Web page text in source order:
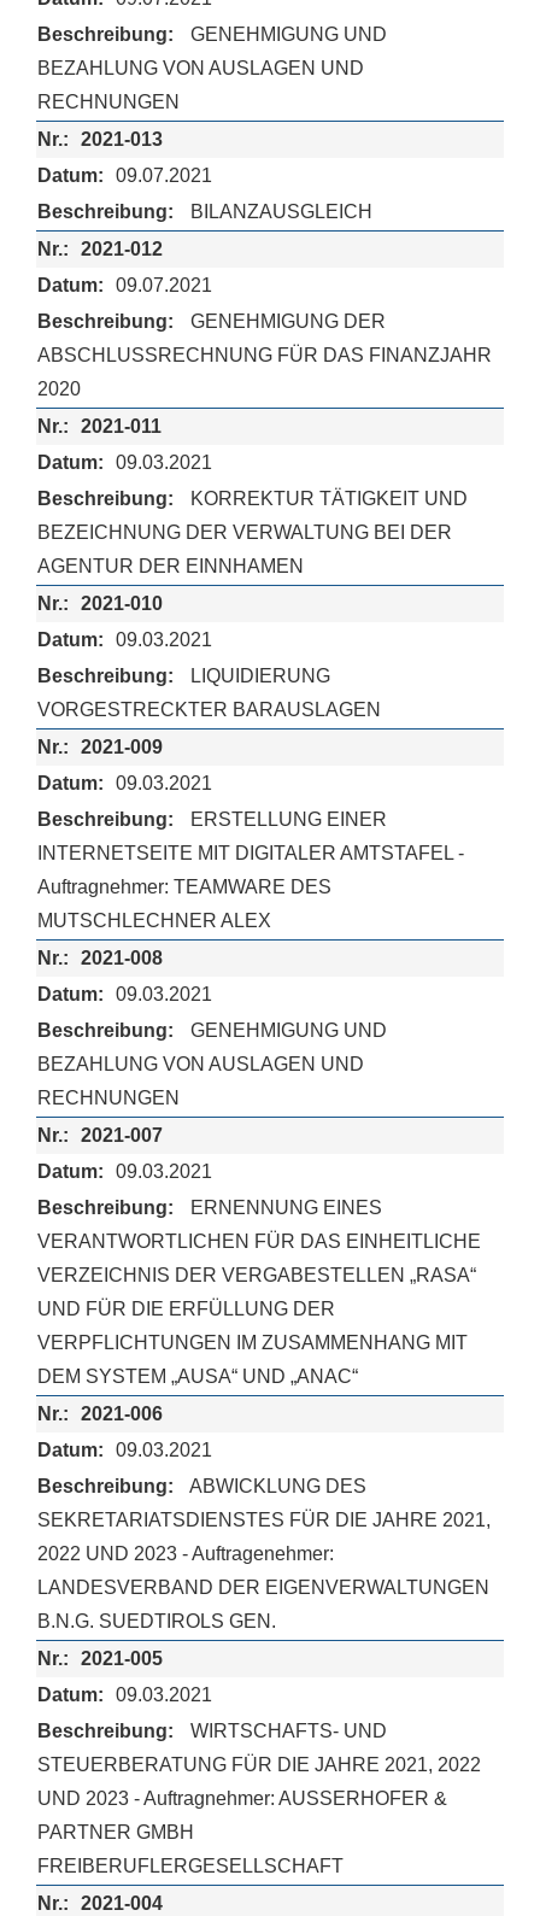
GENEHMIGUNG UND
BEZAHLUNG VON AUSLAGEN UND
RECHNUNGEN
2021-013
09.07.2021
BILANZAUSGLEICH
2021-012
09.07.2021
GENEHMIGUNG DER
ABSCHLUSSRECHNUNG FÜR DAS FINANZJAHR
2020
2021-011
09.03.2021
KORREKTUR TÄTIGKEIT UND
BEZEICHNUNG DER VERWALTUNG BEI DER
AGENTUR DER EINNHAMEN
2021-010
09.03.2021
LIQUIDIERUNG
VORGESTRECKTER BARAUSLAGEN
2021-009
09.03.2021
ERSTELLUNG EINER
INTERNETSEITE MIT DIGITALER AMTSTAFEL -
Auftragnehmer: TEAMWARE DES
MUTSCHLECHNER ALEX
2021-008
09.03.2021
GENEHMIGUNG UND
BEZAHLUNG VON AUSLAGEN UND
RECHNUNGEN
2021-007
09.03.2021
ERNENNUNG EINES
VERANTWORTLICHEN FÜR DAS EINHEITLICHE
VERZEICHNIS DER VERGABESTELLEN „RASA“
UND FÜR DIE ERFÜLLUNG DER
VERPFLICHTUNGEN IM ZUSAMMENHANG MIT
DEM SYSTEM „AUSA“ UND „ANAC“
2021-006
09.03.2021
ABWICKLUNG DES
SEKRETARIATSDIENSTES FÜR DIE JAHRE 2021,
2022 UND 2023 - Auftragenehmer:
LANDESVERBAND DER EIGENVERWALTUNGEN
B.N.G. SUEDTIROLS GEN.
2021-005
09.03.2021
WIRTSCHAFTS- UND
STEUERBERATUNG FÜR DIE JAHRE 2021, 2022
UND 2023 - Auftragnehmer: AUSSERHOFER &
PARTNER GMBH
FREIBERUFLERGESELLSCHAFT
2021-004